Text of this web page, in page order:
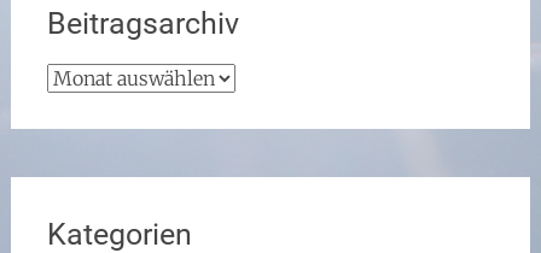
Beitragsarchiv
Beitragsarchiv
Kategorien